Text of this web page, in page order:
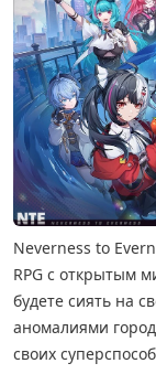
Neverness to
RPG с открытым
будете сиять на
аномалиями
своих